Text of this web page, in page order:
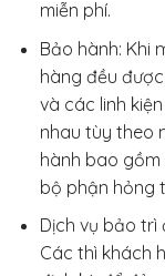
miễn phí.
Bảo hành: Khi
hàng đều
và các linh
nhau tùy theo
hành bao
bộ phận hỏng
Dịch vụ bảo trì
Các thì khách